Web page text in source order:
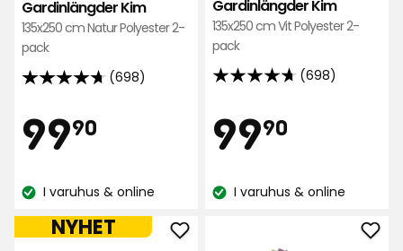
Gardinlängder Kim
135x250 cm Natur Polyester 2-
pack
(698)
4.7
5
stjärnor
på
698
recensioner
Pris
9990
kr
Lagersaldo:
I varuhus & online
Gardinlängder Kim
135x250 cm Vit Polyester 2-
pack
(698)
4.7
5
stjärnor
på
Pris
9990
kr
Lagersaldo:
I varuhus & online
NYHET
Lägg